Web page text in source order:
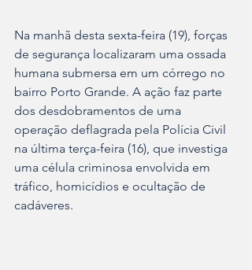
Na manhã desta sexta-feira (19), forças
de segurança localizaram uma ossada
humana submersa em um córrego no
bairro Porto Grande. A ação faz parte
dos desdobramentos de uma
operação deflagrada pela Polícia Civil
na última terça-feira (16), que investiga
uma célula criminosa envolvida em
tráfico, homicídios e ocultação de
cadáveres.